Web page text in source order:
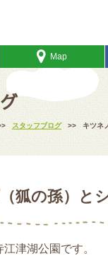
Map
スタッフブログ >>
キツネ
狐の孫）と
津湖公園です。